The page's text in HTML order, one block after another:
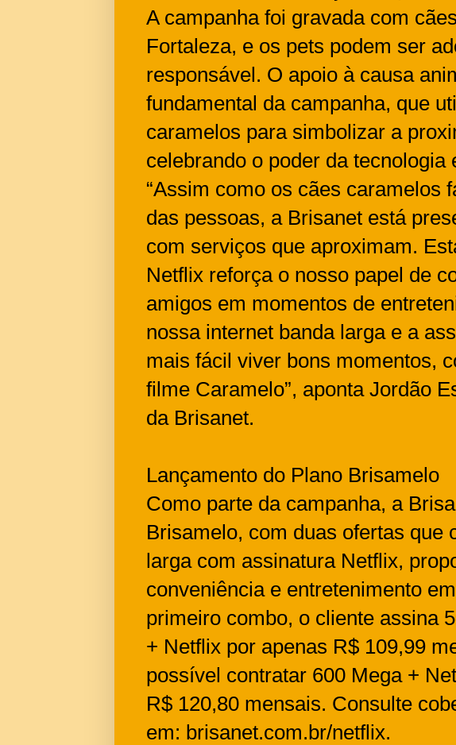
A campanha foi gravada com
Fortaleza, e os pets podem ser
responsável. O apoio à causa
fundamental da campanha, que
caramelos para simbolizar a
celebrando o poder da tecnologia
“Assim como os cães caramelos
das pessoas, a Brisanet está
com serviços que aproximam.
Netflix reforça o nosso papel de
amigos em momentos de
nossa internet banda larga e a
mais fácil viver bons momentos,
filme Caramelo”, aponta Jordão
da Brisanet.
Lançamento do Plano Brisamelo
Como parte da campanha, a
Brisamelo, com duas ofertas que
larga com assinatura Netflix,
conveniência e entretenimento
primeiro combo, o cliente assina
+ Netflix por apenas R$ 109,99
possível contratar 600 Mega +
R$ 120,80 mensais. Consulte
em: brisanet.com.br/netflix.